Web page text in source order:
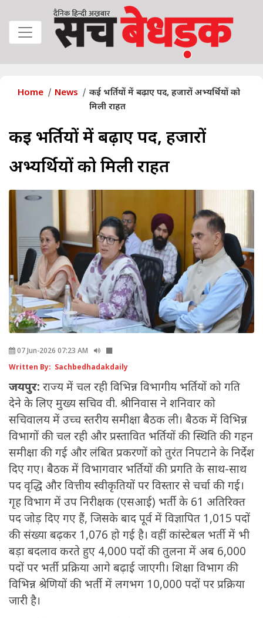
Home News
कई भर्तियों में बढ़ाए पद, हजारों अभ्यर्थियों को
मिली राहत
कई भर्तियों में बढ़ाए पद, हजारों
अभ्यर्थियों को मिली राहत
07 Jun-2026 07:23 AM
Written By: Sachbedhadakdaily
जयपुर: राज्य में चल रही विभिन्न विभागीय भर्तियों को गति
देने के लिए मुख्य सचिव वी. श्रीनिवास ने शनिवार को
सचिवालय में उच्च स्तरीय समीक्षा बैठक ली। बैठक में विभिन्न
विभागों की चल रही और प्रस्तावित भर्तियों की स्थिति की गहन
समीक्षा की गई और लंबित प्रकरणों को तुरंत निपटाने के निर्देश
दिए गए। बैठक में विभागवार भर्तियों की प्रगति के साथ-साथ
पद वृद्धि और वित्तीय स्वीकृतियों पर विस्तार से चर्चा की गई।
गृह विभाग में उप निरीक्षक (एसआई) भर्ती के 61 अतिरिक्त
पद जोड़ दिए गए हैं, जिसके बाद पूर्व में विज्ञापित 1,015 पदों
की संख्या बढ़कर 1,076 हो गई है। वहीं कांस्टेबल भर्ती में भी
बड़ा बदलाव करते हुए 4,000 पदों की तुलना में अब 6,000
पदों पर भर्ती प्रक्रिया आगे बढ़ाई जाएगी। शिक्षा विभाग की
विभिन्न श्रेणियों की भर्ती में लगभग 10,000 पदों पर प्रक्रिया
जारी है।